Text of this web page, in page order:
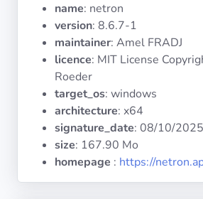
d'exploitation
Catégories
Documentation
name: netron
version: 8.6.7-1
maintainer: Amel FRADJ
licence: MIT License
Roeder
target_os: windows
architecture: x64
signature_date: 08/10/
size: 167.90 Mo
homepage : https://